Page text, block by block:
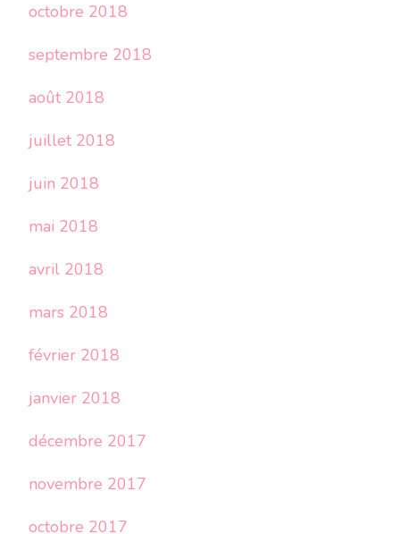
octobre 2018
septembre 2018
août 2018
juillet 2018
juin 2018
mai 2018
avril 2018
mars 2018
février 2018
janvier 2018
décembre 2017
novembre 2017
octobre 2017